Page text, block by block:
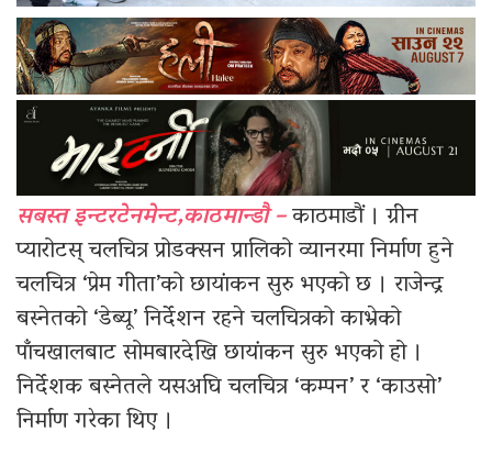
सबस्त इन्टरटेनमेन्ट,काठमान्डौ –काठमाडौं । ग्रीन
प्यारोटस् चलचित्र प्रोडक्सन प्रालिको व्यानरमा निर्माण हुने
चलचित्र ‘प्रेम गीता’को छायांकन सुरु भएको छ । राजेन्द्र
बस्नेतको ‘डेब्यू’ निर्देशन रहने चलचित्रको काभ्रेको
पाँचखालबाट सोमबारदेखि छायांकन सुरु भएको हो ।
निर्देशक बस्नेतले यसअघि चलचित्र ‘कम्पन’ र ‘काउसो’
निर्माण गरेका थिए ।